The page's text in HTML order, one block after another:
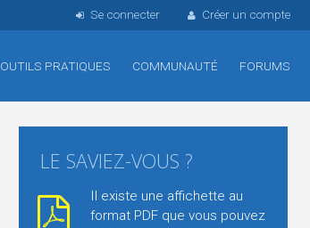
Se connecter Créer un compte
OUTILS PRATIQUES COMMUNAUTÉ FORUMS
LE SAVIEZ-VOUS ?
Il existe une affichette au
format PDF que vous pouvez